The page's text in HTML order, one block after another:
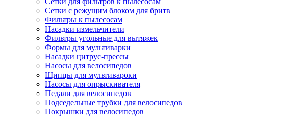
Сетки с режущим блоком для бритв
Фильтры к пылесосам
Насадки измельчители
Фильтры угольные для вытяжек
Формы для мультиварки
Насадки цитрус-прессы
Насосы для велосипедов
Щипцы для мультивароки
Насосы для опрыскивателя
Педали для велосипедов
Подседельные трубки для велосипедов
Покрышки для велосипедов